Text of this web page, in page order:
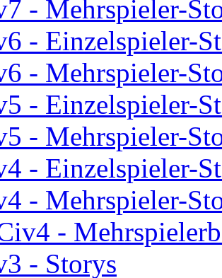
- Mehrspieler-
- Einzelspieler-
- Mehrspieler-
- Einzelspieler-
- Mehrspieler-
- Einzelspieler-
- Mehrspieler-
-
- Storys